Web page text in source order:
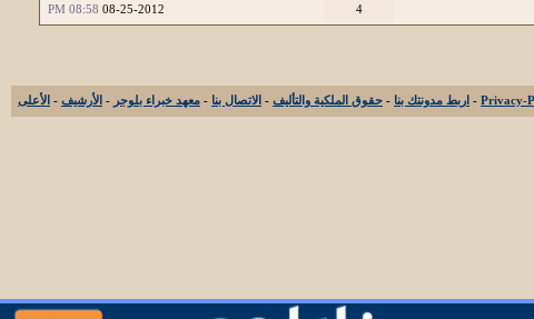
4
08-25-2012
08:58 PM
- اربط مدونتك بنا - حقوق الملكية والتأليف - الاتصال بنا - معهد خبراء بلوجر - الأرشيف - الأعلى